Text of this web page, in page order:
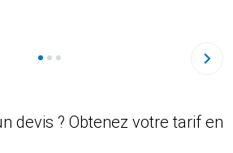
devis ? Obtenez votre tarif en